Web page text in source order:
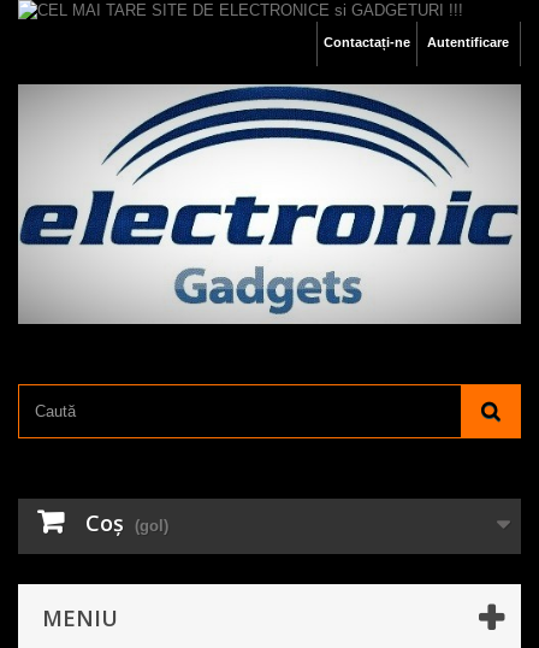
Autentificare
Contactați-ne
Coş (gol)
MENIU